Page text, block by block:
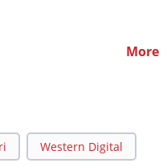
More
Western Digital